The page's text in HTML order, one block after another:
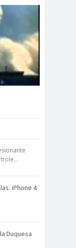
de
tierra
iPhone 4
Duquesa